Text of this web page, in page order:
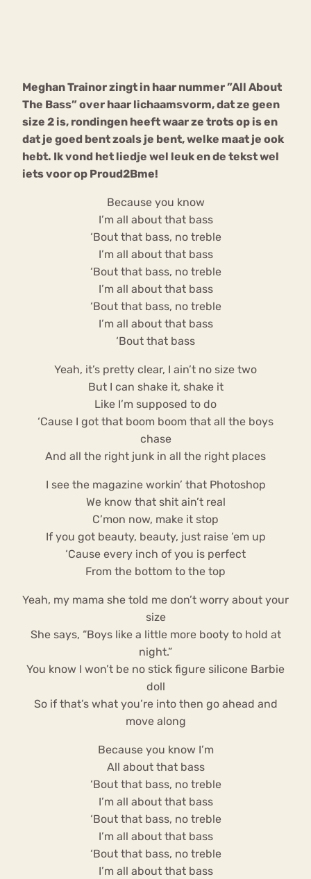
Meghan Trainor zingt in haar nummer ”All About
The Bass” over haar lichaamsvorm, dat ze geen
size 2 is, rondingen heeft waar ze trots op is en
dat je goed bent zoals je bent, welke maat je ook
hebt. Ik vond het liedje wel leuk en de tekst wel
iets voor op Proud2Bme!
Because you know
I’m all about that bass
‘Bout that bass, no treble
I’m all about that bass
‘Bout that bass, no treble
I’m all about that bass
‘Bout that bass, no treble
I’m all about that bass
‘Bout that bass
Yeah, it’s pretty clear, I ain’t no size two
But I can shake it, shake it
Like I’m supposed to do
‘Cause I got that boom boom that all the boys
chase
And all the right junk in all the right places
I see the magazine workin’ that Photoshop
We know that shit ain’t real
C’mon now, make it stop
If you got beauty, beauty, just raise ’em up
‘Cause every inch of you is perfect
From the bottom to the top
Yeah, my mama she told me don’t worry about your
size
She says, “Boys like a little more booty to hold at
night.”
You know I won’t be no stick figure silicone Barbie
doll
So if that’s what you’re into then go ahead and
move along
Because you know I’m
All about that bass
‘Bout that bass, no treble
I’m all about that bass
‘Bout that bass, no treble
I’m all about that bass
‘Bout that bass, no treble
I’m all about that bass
Forum
osa
Eetbuien Piekeren Sport
Trauma
Orthorexia
Afvallen Angst